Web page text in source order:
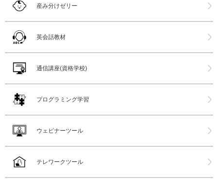
産み分けゼリー
英会話教材
通信講座(資格学校)
プログラミング学習
ウェビナーツール
テレワークツール